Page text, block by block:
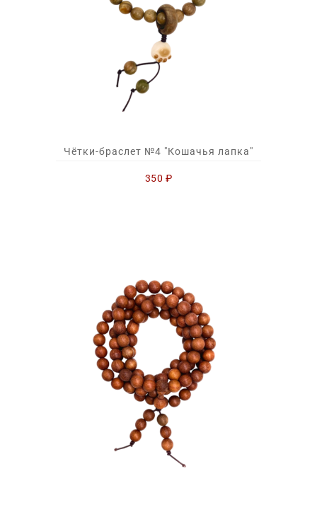
Чётки-браслет №4 "Кошачья лапка"
350 ₽